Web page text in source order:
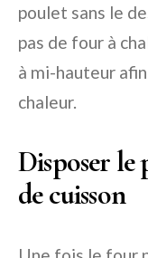
poulet sans le
pas de four à
à mi-hauteur
chaleur.
Disposer le
de cuisson